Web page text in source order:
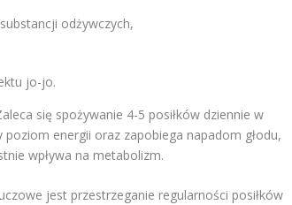
odżywczych,
jo-jo.
się spożywanie 4-5 posiłków dziennie w
energii oraz zapobiega napadom głodu,
wpływa na metabolizm.
jest przestrzeganie regularności posiłków